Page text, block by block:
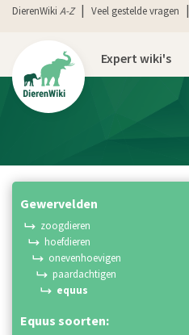
DierenWiki A-Z Veel gestelde vragen
Expert wiki's
gewervelden
zoogdieren
hoefdieren
onevenhoevigen
paardachtigen
equus
Equus soorten: